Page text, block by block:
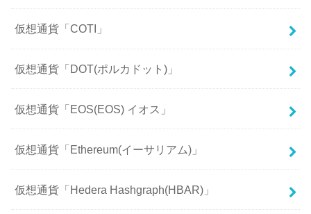
仮想通貨「COTI」
仮想通貨「DOT(ポルカドット)」
仮想通貨「EOS(EOS) イオス」
仮想通貨「Ethereum(イーサリアム)」
仮想通貨「Hedera Hashgraph(HBAR)」